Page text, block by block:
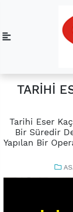
TARİHİ
Tarihi Eser
Bir Süredir
Yapılan Bir